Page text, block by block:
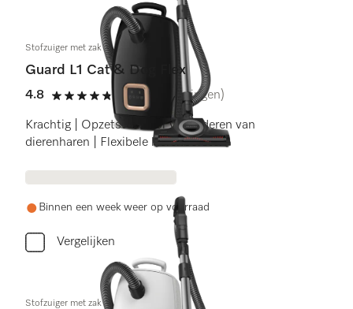
Stofzuiger met zak
Guard L1 Cat & Dog Flex
4.8
4.8 sterren op 5
(26 beoordelingen)
Krachtig | Opzetstuk voor verwijderen van
dierenharen | Flexibele kierenborstel
Binnen een week weer op voorraad
Vergelijken
Stofzuiger met zak